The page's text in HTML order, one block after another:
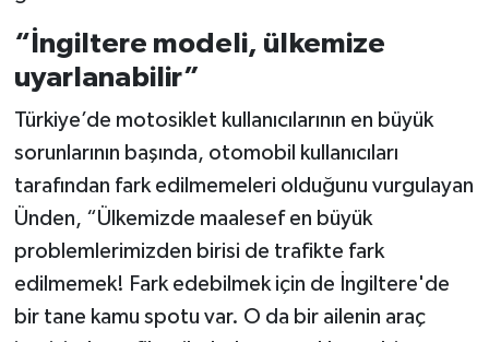
“İngiltere modeli, ülkemize
uyarlanabilir”
Türkiye’de motosiklet kullanıcılarının en büyük
sorunlarının başında, otomobil kullanıcıları
tarafından fark edilmemeleri olduğunu vurgulayan
Ünden, “Ülkemizde maalesef en büyük
problemlerimizden birisi de trafikte fark
edilmemek! Fark edebilmek için de İngiltere'de
bir tane kamu spotu var. O da bir ailenin araç